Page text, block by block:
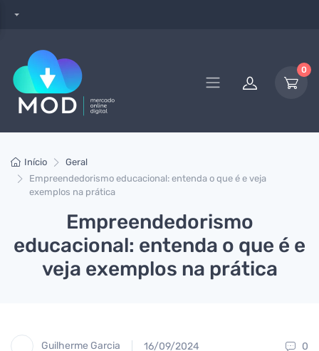
0
Início
Geral
Empreendedorismo educacional: entenda o que é e veja
exemplos na prática
Empreendedorismo
educacional: entenda o que é e
veja exemplos na prática
Guilherme Garcia 16/09/2024 0